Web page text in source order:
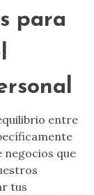
para
entre
que
tus